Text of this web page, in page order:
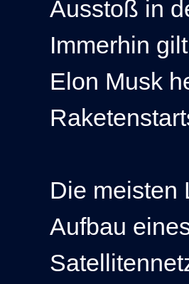
Ausstoß in
Immerhin
Elon Musk
Die meisten
Aufbau